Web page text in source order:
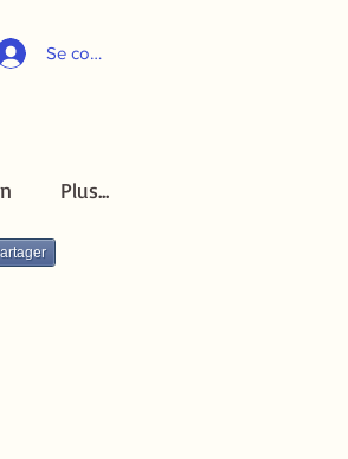
Se connecter
Plus...
Plus...